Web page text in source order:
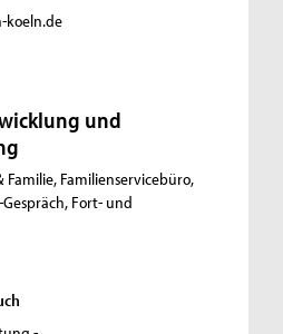
koeln.de
und
Familienservicebüro,
Fort- und